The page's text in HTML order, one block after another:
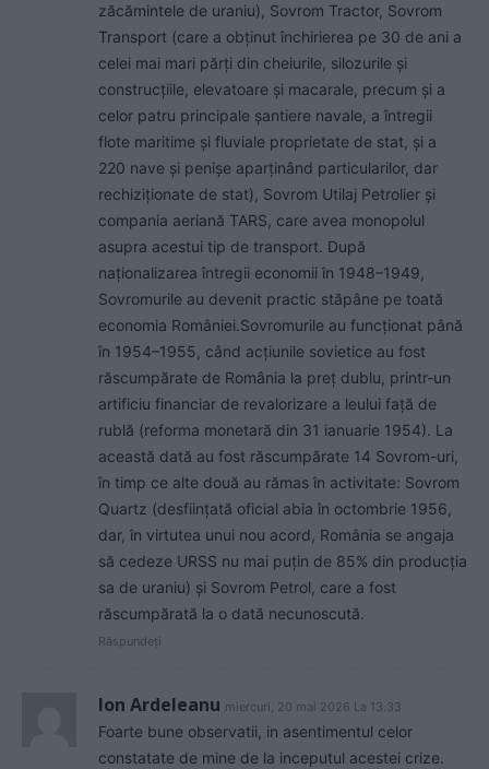
zăcămintele de uraniu), Sovrom Tractor, Sovrom
Transport (care a obținut închirierea pe 30 de ani a
celei mai mari părți din cheiurile, silozurile și
construcțiile, elevatoare și macarale, precum și a
celor patru principale șantiere navale, a întregii
flote maritime și fluviale proprietate de stat, și a
220 nave și penișe aparținând particularilor, dar
rechiziționate de stat), Sovrom Utilaj Petrolier și
compania aeriană TARS, care avea monopolul
asupra acestui tip de transport. După
naționalizarea întregii economii în 1948–1949,
Sovromurile au devenit practic stăpâne pe toată
economia României.Sovromurile au funcționat până
în 1954–1955, când acțiunile sovietice au fost
răscumpărate de România la preț dublu, printr-un
artificiu financiar de revalorizare a leului față de
rublă (reforma monetară din 31 ianuarie 1954). La
această dată au fost răscumpărate 14 Sovrom-uri,
în timp ce alte două au rămas în activitate: Sovrom
Quartz (desființată oficial abia în octombrie 1956,
dar, în virtutea unui nou acord, România se angaja
să cedeze URSS nu mai puțin de 85% din producția
sa de uraniu) și Sovrom Petrol, care a fost
răscumpărată la o dată necunoscută.
Răspundeți
Ion Ardeleanu miercuri, 20 mai 2026 La 13.33
Foarte bune observatii, in asentimentul celor
constatate de mine de la inceputul acestei crize.